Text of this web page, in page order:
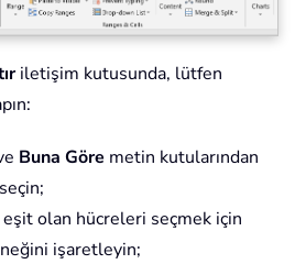
iletişim kutusunda, lütfen
Buna Göre metin kutularından
olan hücreleri seçmek için
işaretleyin;